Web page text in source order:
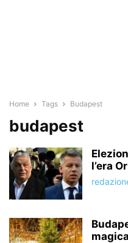
Home Tags Budapest
budapest
l’era